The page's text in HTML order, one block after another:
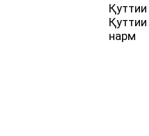
нарм